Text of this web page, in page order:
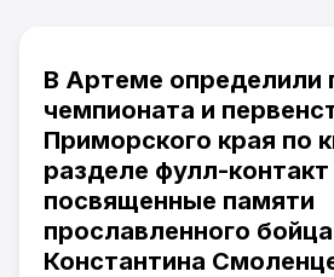
В Артеме определили
чемпионата и
Приморского края по
разделе фулл-
посвященные памяти
прославленного бойца
Константина